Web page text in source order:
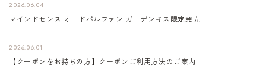
2026.06.04
マインドセンス オードパルファン ガーデンキス限定発売
2026.06.01
【クーポンをお持ちの方】クーポンご利用方法のご案内